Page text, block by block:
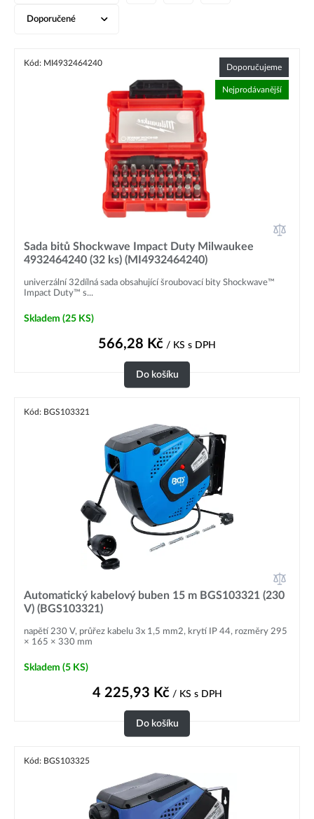
Doporučené
Kód: MI4932464240 Doporučujeme
Nejprodávanější
Sada bitů Shockwave Impact Duty Milwaukee
4932464240 (32 ks) (MI4932464240)
univerzální 32dílná sada obsahující šroubovací bity Shockwave™
Impact Duty™ s...
Skladem (25 KS)
566,28 Kč / KS s DPH
Do košíku
Kód: BGS103321
Automatický kabelový buben 15 m BGS103321 (230
V) (BGS103321)
napětí 230 V, průřez kabelu 3x 1,5 mm2, krytí IP 44, rozměry 295
× 165 × 330 mm
Skladem (5 KS)
4 225,93 Kč/ KS s DPH
Do košíku
Kód: BGS103325